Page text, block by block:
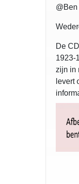
De
1923-
zijn in
levert